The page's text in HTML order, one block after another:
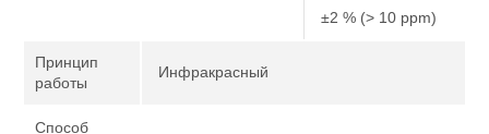
±2 % (> 10 ppm)
Принцип
работы
Инфракрасный
Способ